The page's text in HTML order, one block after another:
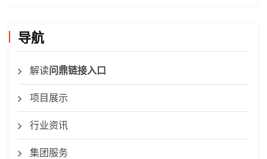
导航
解读问鼎链接入口
项目展示
行业资讯
集团服务